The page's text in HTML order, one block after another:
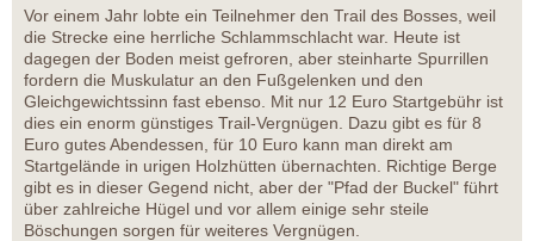
Vor einem Jahr lobte ein Teilnehmer den Trail des Bosses, weil
die Strecke eine herrliche Schlammschlacht war. Heute ist
dagegen der Boden meist gefroren, aber steinharte Spurrillen
fordern die Muskulatur an den Fußgelenken und den
Gleichgewichtssinn fast ebenso. Mit nur 12 Euro Startgebühr ist
dies ein enorm günstiges Trail-Vergnügen. Dazu gibt es für 8
Euro gutes Abendessen, für 10 Euro kann man direkt am
Startgelände in urigen Holzhütten übernachten. Richtige Berge
gibt es in dieser Gegend nicht, aber der "Pfad der Buckel" führt
über zahlreiche Hügel und vor allem einige sehr steile
Böschungen sorgen für weiteres Vergnügen.